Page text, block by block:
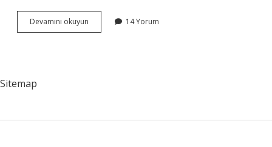
Devamını okuyun
Güreşi
14 Yorum
Sitemap